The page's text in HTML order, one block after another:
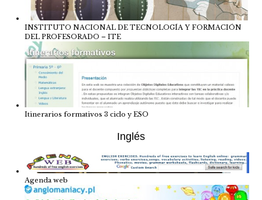
INSTITUTO NACIONAL DE TECNOLOGÍA Y FORMACIÓN
DEL PROFESORADO – ITE
Itinerarios formativos 3 ciclo y ESO
Inglés
Agenda web